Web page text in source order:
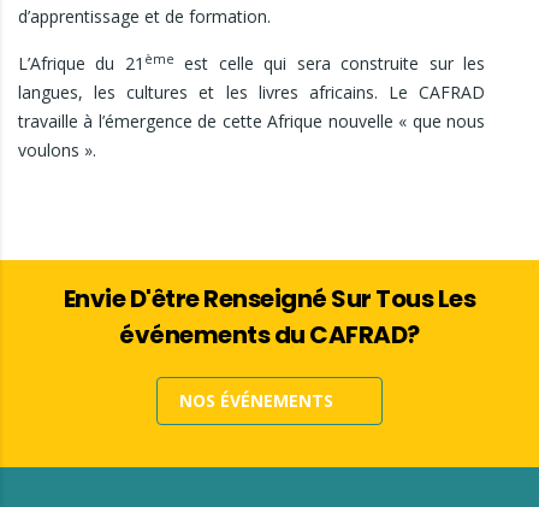
d’apprentissage et de formation.
L’Afrique du 21 ème
est celle qui sera construite sur les
langues, les cultures et les livres africains. Le CAFRAD
travaille à l’émergence de cette Afrique nouvelle « que nous
voulons ».
Envie D'être Renseigné Sur Tous Les
événements du CAFRAD?
NOS ÉVÉNEMENTS